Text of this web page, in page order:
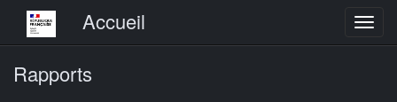
Menu principalAccueil
Rapports